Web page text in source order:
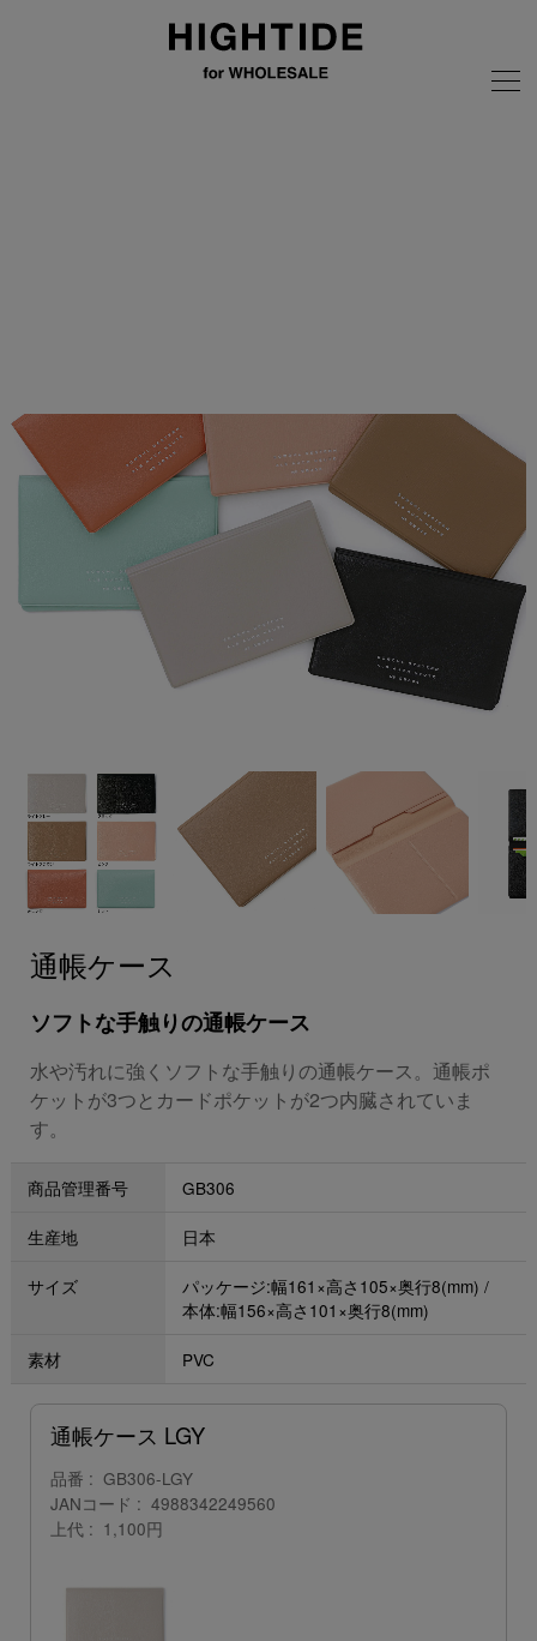
通帳ケース
ソフトな手触りの通帳ケース
水や汚れに強くソフトな手触りの通帳ケース。通帳ポ
ケットが3つとカードポケットが2つ内臓されていま
す。
商品管理番号 GB306
生産地 日本
サイズ
パッケージ:幅161×高さ105×奥行8(mm) /
本体:幅156×高さ101×奥行8(mm)
素材 PVC
通帳ケース LGY
品番
GB306-LGY
JANコード
4988342249560
上代
1,100円